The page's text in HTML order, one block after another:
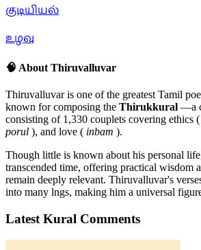
குடியியல்
உழவு
🧠 About Thiruvalluvar
Thiruvalluvar is one of the greatest Tamil
known for composing the Thirukkural —a
consisting of 1,330 couplets covering ethics (
porul ), and love ( inbam ).
Though little is known about his personal
transcended time, offering practical wisdom
remain deeply relevant. Thiruvalluvar's
into many lngs, making him a universal
Latest Kural Comments